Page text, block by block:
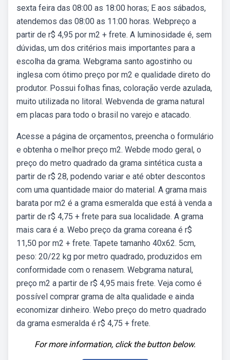
sexta feira das 08:00 as 18:00 horas; E aos sábados,
atendemos das 08:00 as 11:00 horas. Webpreço a
partir de r$ 4,95 por m2 + frete. A luminosidade é, sem
dúvidas, um dos critérios mais importantes para a
escolha da grama. Webgrama santo agostinho ou
inglesa com ótimo preço por m2 e qualidade direto do
produtor. Possui folhas finas, coloração verde azulada,
muito utilizada no litoral. Webvenda de grama natural
em placas para todo o brasil no varejo e atacado.
Acesse a página de orçamentos, preencha o formulário
e obtenha o melhor preço m2. Webde modo geral, o
preço do metro quadrado da grama sintética custa a
partir de r$ 28, podendo variar e até obter descontos
com uma quantidade maior do material. A grama mais
barata por m2 é a grama esmeralda que está à venda a
partir de r$ 4,75 + frete para sua localidade. A grama
mais cara é a. Webo preço da grama coreana é r$
11,50 por m2 + frete. Tapete tamanho 40x62. 5cm,
peso: 20/22 kg por metro quadrado, produzidos em
conformidade com o renasem. Webgrama natural,
preço m2 a partir de r$ 4,95 mais frete. Veja como é
possível comprar grama de alta qualidade e ainda
economizar dinheiro. Webo preço do metro quadrado
da grama esmeralda é r$ 4,75 + frete.
For more information, click the button below.